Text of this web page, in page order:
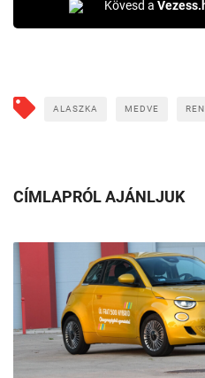
Kövesd a
ALASZKA MEDVE
CÍMLAPRÓL AJÁNLJUK